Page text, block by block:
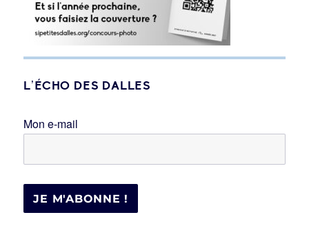
L’ÉCHO DES DALLES
Mon e-mail